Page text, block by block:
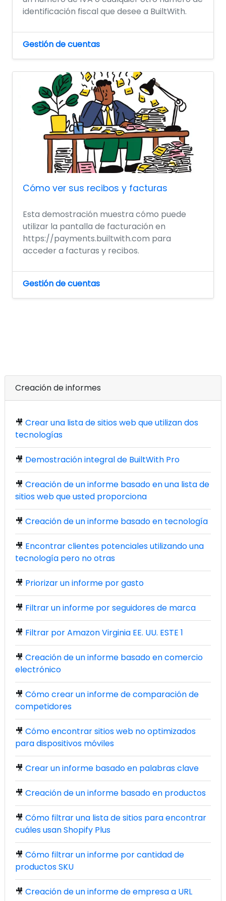
identificación fiscal que desee a BuiltWith.
Gestión de cuentas
Cómo ver sus recibos y facturas
Esta demostración muestra cómo puede
utilizar la pantalla de facturación en
https://payments.builtwith.com para
acceder a facturas y recibos.
Gestión de cuentas
Creación de informes
🎥 Crear una lista de sitios web que utilizan dos
tecnologías
🎥 Demostración integral de BuiltWith Pro
🎥 Creación de un informe basado en una lista de
sitios web que usted proporciona
🎥 Creación de un informe basado en tecnología
🎥 Encontrar clientes potenciales utilizando una
tecnología pero no otras
🎥 Priorizar un informe por gasto
🎥 Filtrar un informe por seguidores de marca
🎥 Filtrar por Amazon Virginia EE. UU. ESTE 1
🎥 Creación de un informe basado en comercio
electrónico
🎥 Cómo crear un informe de comparación de
competidores
🎥 Cómo encontrar sitios web no optimizados
para dispositivos móviles
🎥 Crear un informe basado en palabras clave
🎥 Creación de un informe basado en productos
🎥 Cómo filtrar una lista de sitios para encontrar
cuáles usan Shopify Plus
🎥 Cómo filtrar un informe por cantidad de
productos SKU
🎥 Creación de un informe de empresa a URL